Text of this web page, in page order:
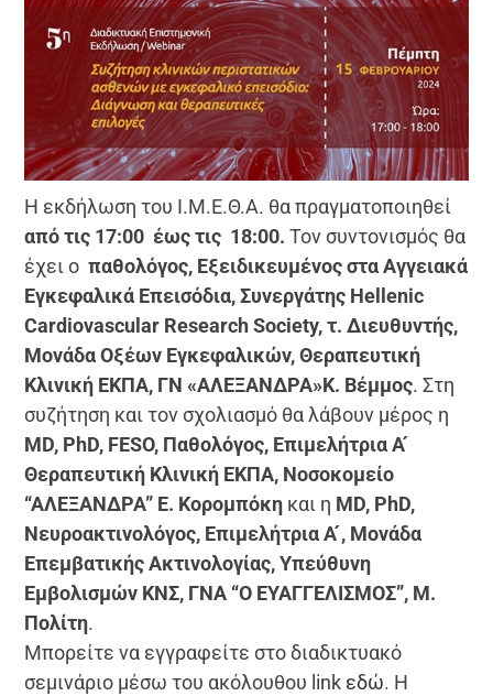
Η εκδήλωση του Ι.Μ.Ε.Θ.Α. θα πραγματοποιηθεί
από τις 17:00 έως τις 18:00. Τον συντονισμός θα
έχει ο παθολόγος, Εξειδικευμένος στα Αγγειακά
Εγκεφαλικά Επεισόδια, Συνεργάτης Hellenic
Cardiovascular Research Society, τ. Διευθυντής,
Μονάδα Οξέων Εγκεφαλικών, Θεραπευτική
Κλινική ΕΚΠΑ, ΓΝ «ΑΛΕΞΑΝΔΡΑ»Κ. Βέμμος. Στη
συζήτηση και τον σχολιασμό θα λάβουν μέρος η
MD, PhD, FESO, Παθολόγος, Επιμελήτρια Α ́
Θεραπευτική Κλινική ΕΚΠΑ, Νοσοκομείο
“ΑΛΕΞΑΝΔΡΑ” Ε. Κορομπόκη και η MD, PhD,
Νευροακτινολόγος, Επιμελήτρια Α ́, Μονάδα
Επεμβατικής Ακτινολογίας, Υπεύθυνη
Εμβολισμών ΚΝΣ, ΓΝΑ “Ο ΕΥΑΓΓΕΛΙΣΜΟΣ”, Μ.
Πολίτη.
Μπορείτε να εγγραφείτε στο διαδικτυακό
σεμινάριο μέσω του ακόλουθου link εδώ. H